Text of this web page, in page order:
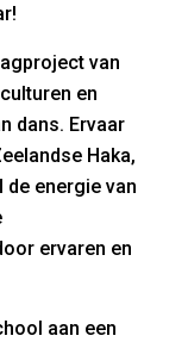
van
en
dans. Ervaar
Haka,
de energie van
ervaren en
aan een